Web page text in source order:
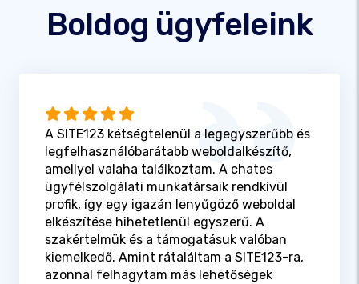
Boldog ügyfeleink
A SITE123 kétségtelenül a legegyszerűbb és
legfelhasználóbarátabb weboldalkészítő,
amellyel valaha találkoztam. A chates
ügyfélszolgálati munkatársaik rendkívül
profik, így egy igazán lenyűgöző weboldal
elkészítése hihetetlenül egyszerű. A
szakértelmük és a támogatásuk valóban
kiemelkedő. Amint rátaláltam a SITE123-ra,
azonnal felhagytam más lehetőségek